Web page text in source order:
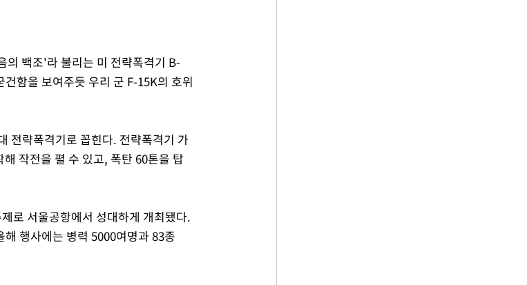
의 백조'라 불리는 미 전략폭격기 B-
함을 보여주듯 우리 군 F-15K의 호위
전략폭격기로 꼽힌다. 전략폭격기 가
작전을 펼 수 있고, 폭탄 60톤을 탑
로 서울공항에서 성대하게 개최됐다.
행사에는 병력 5000여명과 83종